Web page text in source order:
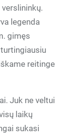
legenda
gimęs
reitinge
Juk ne veltui
laikų
sukasi